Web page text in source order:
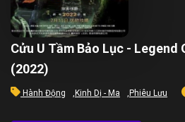
Cửu U Tầm Bảo Lục -
(2022)
Hành Động , Kinh Dị - Ma , Phiêu Lưu